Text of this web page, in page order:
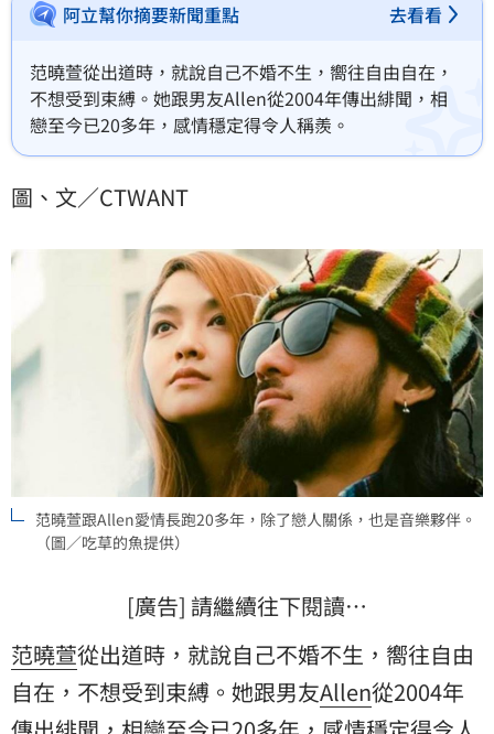
阿立幫你摘要新聞重點 去看看
范曉萱從出道時，就說自己不婚不生，嚮往自由自在，
不想受到束縛。她跟男友Allen從2004年傳出緋聞，相
戀至今已20多年，感情穩定得令人稱羨。
圖、文／CTWANT
范曉萱跟Allen愛情長跑20多年，除了戀人關係，也是音樂夥伴。
（圖／吃草的魚提供）
[廣告] 請繼續往下閱讀…
范曉萱從出道時，就說自己不婚不生，嚮往自由
自在，不想受到束縛。她跟男友Allen從2004年